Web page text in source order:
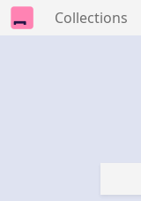
Collections